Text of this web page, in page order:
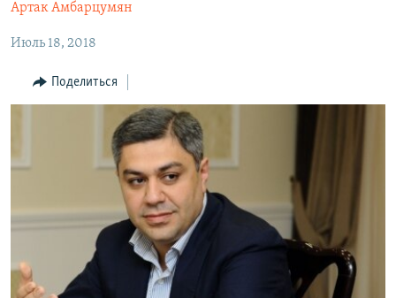
Перейти
РЕГИОН
НАГОРНЫЙ КАРАБАХ
КУЛЬТУРА
Артак Амбарцумян
Июль 18, 2018
Поделиться